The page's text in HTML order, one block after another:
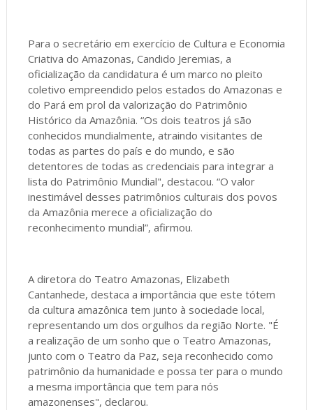
Para o secretário em exercício de Cultura e Economia
Criativa do Amazonas, Candido Jeremias, a
oficialização da candidatura é um marco no pleito
coletivo empreendido pelos estados do Amazonas e
do Pará em prol da valorização do Patrimônio
Histórico da Amazônia. “Os dois teatros já são
conhecidos mundialmente, atraindo visitantes de
todas as partes do país e do mundo, e são
detentores de todas as credenciais para integrar a
lista do Patrimônio Mundial", destacou. “O valor
inestimável desses patrimônios culturais dos povos
da Amazônia merece a oficialização do
reconhecimento mundial”, afirmou.
A diretora do Teatro Amazonas, Elizabeth
Cantanhede, destaca a importância que este tótem
da cultura amazônica tem junto à sociedade local,
representando um dos orgulhos da região Norte. "É
a realização de um sonho que o Teatro Amazonas,
junto com o Teatro da Paz, seja reconhecido como
patrimônio da humanidade e possa ter para o mundo
a mesma importância que tem para nós
amazonenses", declarou.